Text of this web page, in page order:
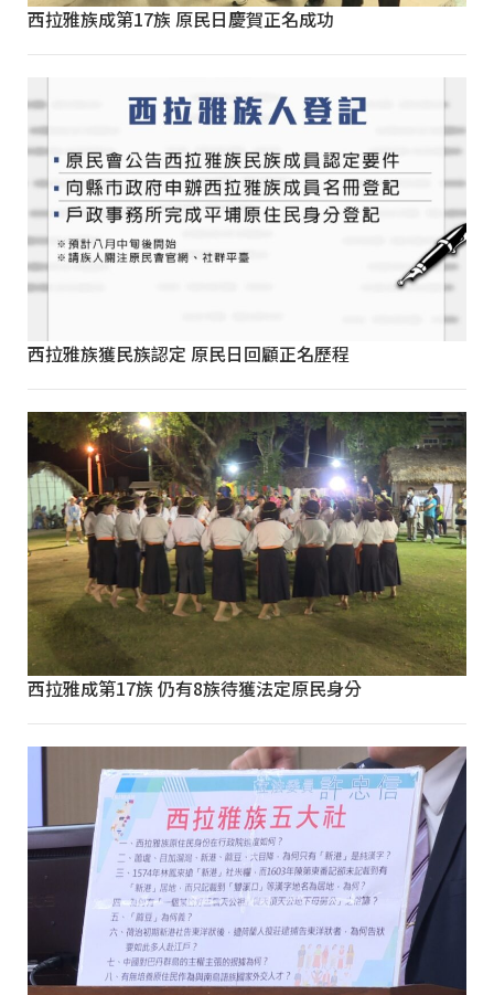
西拉雅族成第17族 原民日慶賀正名成功
西拉雅族獲民族認定 原民日回顧正名歷程
西拉雅成第17族 仍有8族待獲法定原民身分